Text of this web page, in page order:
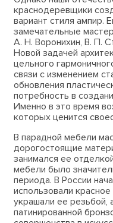
краснодеревщики
вариант стиля ампир.
замечательные
А. Н. Воронихин, В. П.
Новой задачей
цельного
связи с изменением
обновления
потребность в
Именно в это время
которых ценится
В парадной мебели
дорогостоящие
занимался ее
мебели было
периода. В России
использовали
украшали ее резьбой,
патинированной